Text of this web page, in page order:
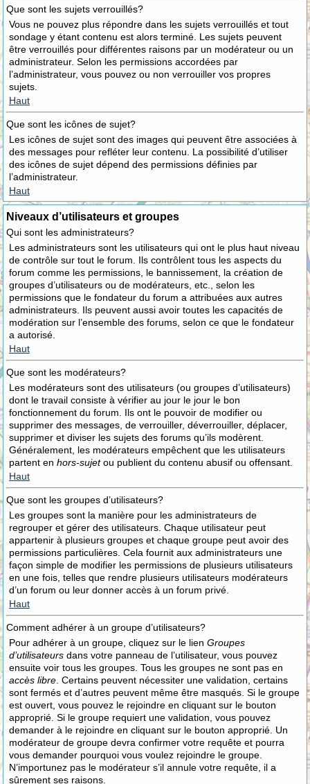
Que sont les sujets verrouillés?
Vous ne pouvez plus répondre dans les sujets verrouillés et tout
sondage y étant contenu est alors terminé. Les sujets peuvent
être verrouillés pour différentes raisons par un modérateur ou un
administrateur. Selon les permissions accordées par
l’administrateur, vous pouvez ou non verrouiller vos propres
sujets.
Haut
Que sont les icônes de sujet?
Les icônes de sujet sont des images qui peuvent être associées à
des messages pour refléter leur contenu. La possibilité d’utiliser
des icônes de sujet dépend des permissions définies par
l’administrateur.
Haut
Niveaux d’utilisateurs et groupes
Qui sont les administrateurs?
Les administrateurs sont les utilisateurs qui ont le plus haut niveau
de contrôle sur tout le forum. Ils contrôlent tous les aspects du
forum comme les permissions, le bannissement, la création de
groupes d’utilisateurs ou de modérateurs, etc., selon les
permissions que le fondateur du forum a attribuées aux autres
administrateurs. Ils peuvent aussi avoir toutes les capacités de
modération sur l’ensemble des forums, selon ce que le fondateur
a autorisé.
Haut
Que sont les modérateurs?
Les modérateurs sont des utilisateurs (ou groupes d’utilisateurs)
dont le travail consiste à vérifier au jour le jour le bon
fonctionnement du forum. Ils ont le pouvoir de modifier ou
supprimer des messages, de verrouiller, déverrouiller, déplacer,
supprimer et diviser les sujets des forums qu’ils modèrent.
Généralement, les modérateurs empêchent que les utilisateurs
partent en hors-sujetou publient du contenu abusif ou offensant.
Haut
Que sont les groupes d’utilisateurs?
Les groupes sont la manière pour les administrateurs de
regrouper et gérer des utilisateurs. Chaque utilisateur peut
appartenir à plusieurs groupes et chaque groupe peut avoir des
permissions particulières. Cela fournit aux administrateurs une
façon simple de modifier les permissions de plusieurs utilisateurs
en une fois, telles que rendre plusieurs utilisateurs modérateurs
d’un forum ou leur donner accès à un forum privé.
Haut
Comment adhérer à un groupe d’utilisateurs?
Pour adhérer à un groupe, cliquez sur le lien Groupes
d’utilisateurs dans votre panneau de l’utilisateur, vous pouvez
ensuite voir tous les groupes. Tous les groupes ne sont pas en
accès libre . Certains peuvent nécessiter une validation, certains
sont fermés et d’autres peuvent même être masqués. Si le groupe
est ouvert, vous pouvez le rejoindre en cliquant sur le bouton
approprié. Si le groupe requiert une validation, vous pouvez
demander à le rejoindre en cliquant sur le bouton approprié. Un
modérateur de groupe devra confirmer votre requête et pourra
vous demander pourquoi vous voulez rejoindre le groupe.
N’importunez pas le modérateur s’il annule votre requête, il a
sûrement ses raisons.